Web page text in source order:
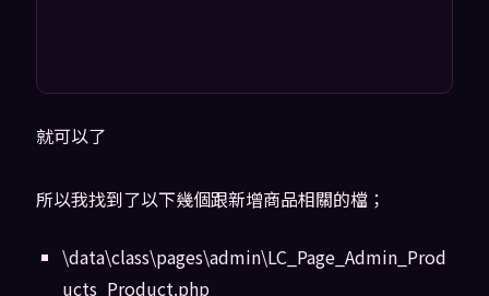
就可以了
所以我找到了以下幾個跟新增商品相關的檔；
\data\class\pages\admin\LC_Page_Admin_Prod
ucts_Product.php